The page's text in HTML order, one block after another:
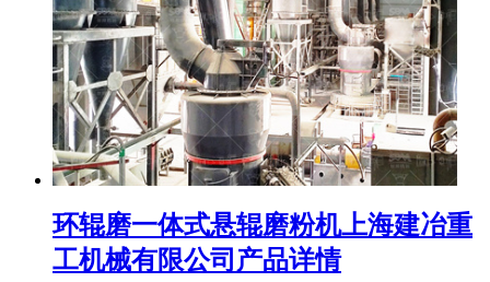
环辊磨一体式悬辊磨粉机上海建冶重
工机械有限公司产品详情